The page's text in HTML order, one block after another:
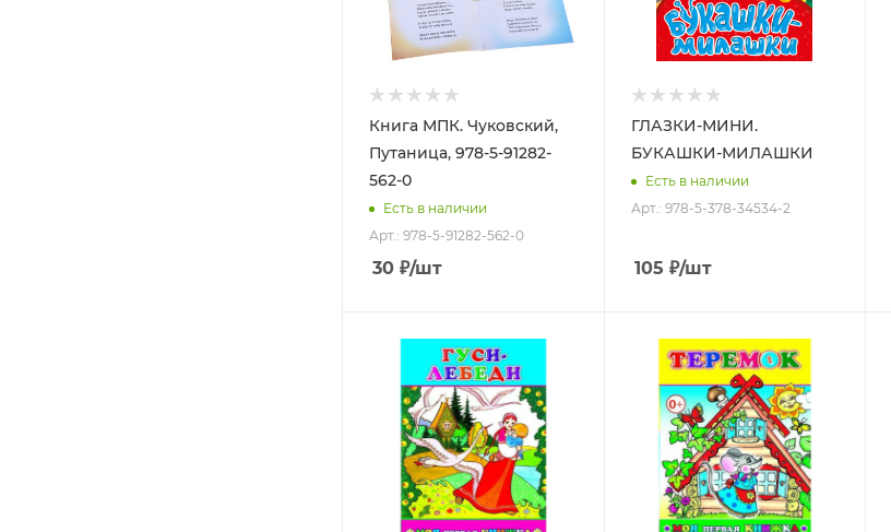
Книга МПК. Чуковский,
Путаница, 978-5-91282-
562-0
Есть в наличии
Арт.: 978-5-91282-562-0
30 ₽/шт
ГЛАЗКИ-МИНИ.
БУКАШКИ-МИЛАШКИ
Есть в наличии
Арт.: 978-5-378-34534-2
105 ₽/шт